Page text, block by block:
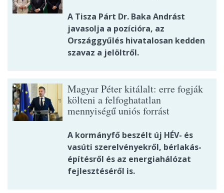
A Tisza Párt Dr. Baka Andrást
javasolja a pozícióra, az
Országgyűlés hivatalosan kedden
szavaz a jelöltről.
Magyar Péter kitálalt: erre fogják
költeni a felfoghatatlan
mennyiségű uniós forrást
A kormányfő beszélt új HÉV- és
vasúti szerelvényekről, bérlakás-
építésről és az energiahálózat
fejlesztéséről is.